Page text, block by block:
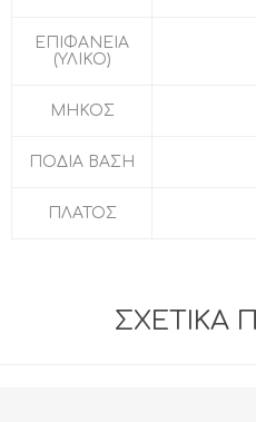
ΕΠΙΦΑΝΕΙΑ
(ΥΛΙΚΟ)
ΜΗΚΟΣ
ΠΟΔΙΑ ΒΑΣΗ
ΠΛΑΤΟΣ
ΣΧΕΤΙΚΆ